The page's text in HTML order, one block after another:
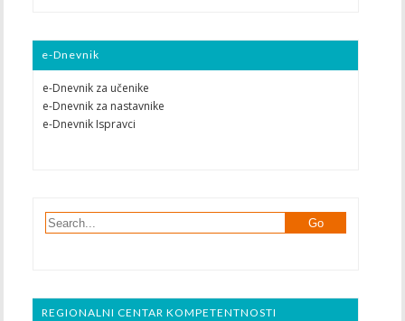
e-Dnevnik
e-Dnevnik za učenike
e-Dnevnik za nastavnike
e-Dnevnik Ispravci
REGIONALNI CENTAR KOMPETENTNOSTI